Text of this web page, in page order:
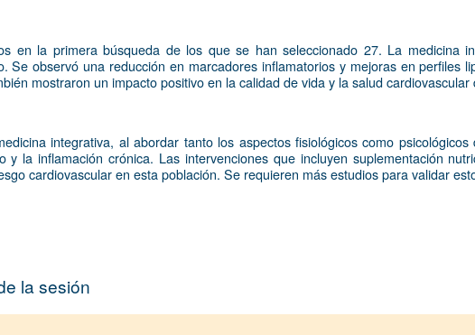
en la primera búsqueda de los que se han seleccionado 27. La medicina
Se observó una reducción en marcadores inflamatorios y mejoras en perfiles
mostraron un impacto positivo en la calidad de vida y la salud cardiovascular
integrativa, al abordar tanto los aspectos fisiológicos como
y la inflamación crónica. Las intervenciones que incluyen suplementación
cardiovascular en esta población. Se requieren más estudios para validar
la sesión